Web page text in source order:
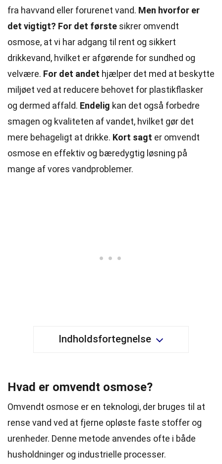
fra havvand eller forurenet vand. Men hvorfor er
det vigtigt? For det første sikrer omvendt
osmose, at vi har adgang til rent og sikkert
drikkevand, hvilket er afgørende for sundhed og
velvære. For det andet hjælper det med at beskytte
miljøet ved at reducere behovet for plastikflasker
og dermed affald. Endelig kan det også forbedre
smagen og kvaliteten af vandet, hvilket gør det
mere behageligt at drikke. Kort sagt er omvendt
osmose en effektiv og bæredygtig løsning på
mange af vores vandproblemer.
Indholdsfortegnelse
Hvad er omvendt osmose?
Omvendt osmose er en teknologi, der bruges til at
rense vand ved at fjerne opløste faste stoffer og
urenheder. Denne metode anvendes ofte i både
husholdninger og industrielle processer.